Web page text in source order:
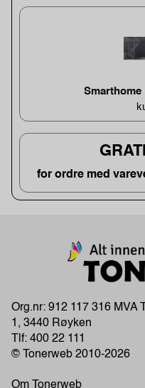
Smarthome
for ordre med
Org.nr: 912 117 316 MVA
1, 3440 Røyken
Tlf: 400 22 111
© Tonerweb 2010-2026
Om Tonerweb